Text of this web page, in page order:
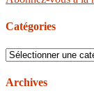
Catégories
Catégories
Archives